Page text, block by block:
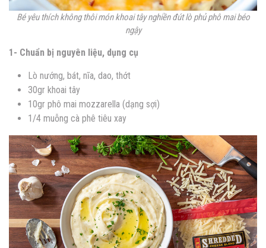
Bé yêu thích không thôi món khoai tây nghiền đút lò phủ phô mai béo
ngậy
1- Chuẩn bị nguyên liệu, dụng cụ
Lò nướng, bát, nĩa, dao, thớt
30gr khoai tây
10gr phô mai mozzarella (dạng sợi)
1/4 muỗng cà phê tiêu xay